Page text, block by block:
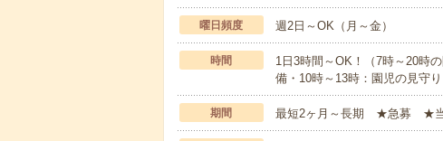
曜日頻度 週2日～OK（月～金）
時間
1日3時間～OK！（7時～20時
備・10時～13時：園児の見守
期間 最短2ヶ月～長期 ★急募 ★当